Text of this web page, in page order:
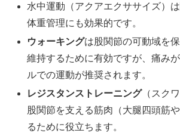
水中運動（アクアエクササイズ）は
体重管理にも効果的です。
ウォーキングは股関節の可動域を
維持するために有効ですが、痛み
ルでの運動が推奨されます。
レジスタンストレーニング（スク
股関節を支える筋肉（大腿四頭筋
るために役立ちます。